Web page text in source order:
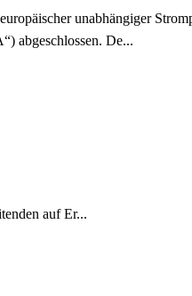
unabhängiger
abgeschlossen. De...
auf Er...